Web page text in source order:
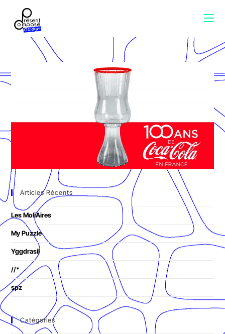
Articles Récents
Les MoliAires
My Puzzle
Yggdrasil
//*
spz
Catégories